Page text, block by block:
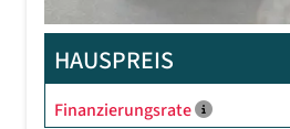
HAUSPREIS
Finanzierungsrate